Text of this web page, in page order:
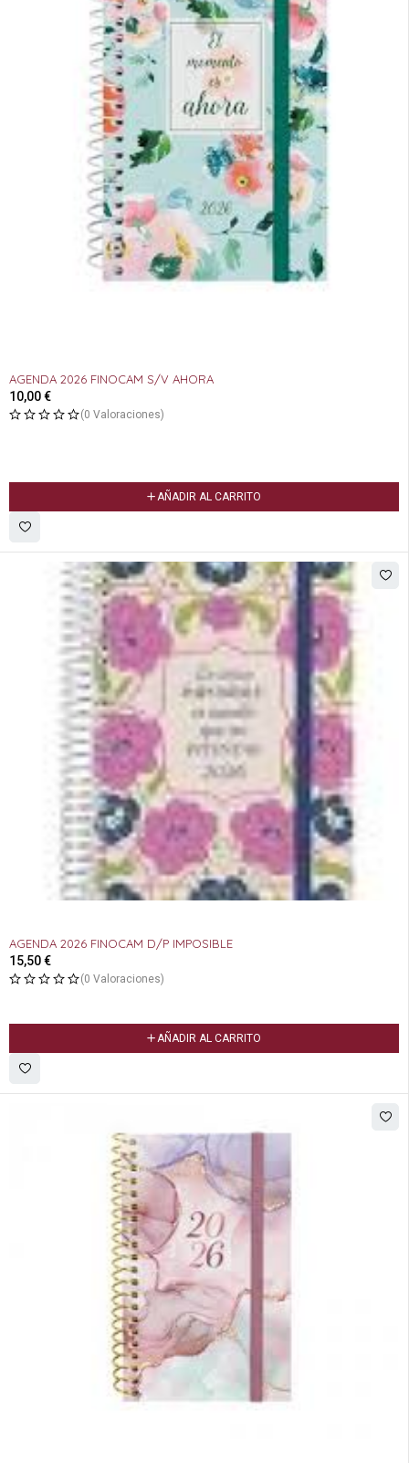
AGENDA 2026 FINOCAM S/V AHORA
10,00€
(0 Valoraciones)
AÑADIR AL CARRITO
AGENDA 2026 FINOCAM D/P IMPOSIBLE
15,50€
(0 Valoraciones)
AÑADIR AL CARRITO